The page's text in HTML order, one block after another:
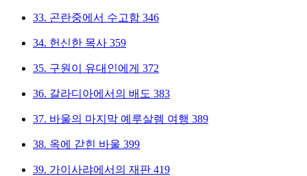
33. 곤란중에서 수고함 346
34. 헌신한 목사 359
35. 구원이 유대인에게 372
36. 갈라디아에서의 배도 383
37. 바울의 마지막 예루살렘 여행 389
38. 옥에 갇힌 바울 399
39. 가이사랴에서의 재판 419